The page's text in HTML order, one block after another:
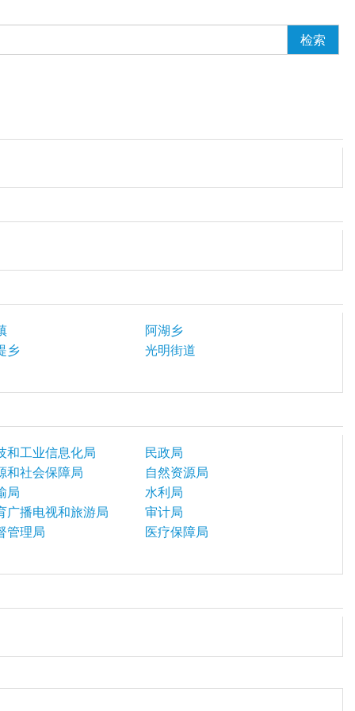
检索
阿湖乡
乡
光明街道
和工业信息化局
民政局
和社会保障局
自然资源局
局
水利局
广播电视和旅游局
审计局
管理局
医疗保障局